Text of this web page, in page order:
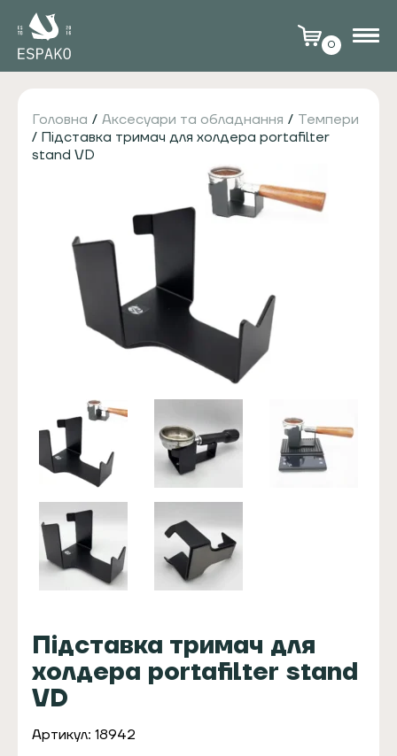
0
Головна / Аксесуари та обладнання / Темпери
/ Підставка тримач для холдера portafilter
stand VD
Підставка тримач для
холдера portafilter stand
VD
Артикул: 18942